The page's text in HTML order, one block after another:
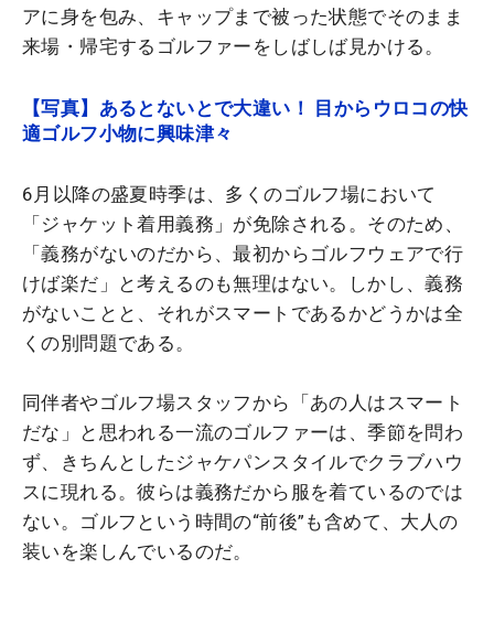
アに身を包み、キャップまで被った状態でそのまま
来場・帰宅するゴルファーをしばしば見かける。
【写真】あるとないとで大違い！ 目からウロコの快
適ゴルフ小物に興味津々
6月以降の盛夏時季は、多くのゴルフ場において
「ジャケット着用義務」が免除される。そのため、
「義務がないのだから、最初からゴルフウェアで行
けば楽だ」と考えるのも無理はない。しかし、義務
がないことと、それがスマートであるかどうかは全
くの別問題である。
同伴者やゴルフ場スタッフから「あの人はスマート
だな」と思われる一流のゴルファーは、季節を問わ
ず、きちんとしたジャケパンスタイルでクラブハウ
スに現れる。彼らは義務だから服を着ているのでは
ない。ゴルフという時間の“前後”も含めて、大人の
装いを楽しんでいるのだ。